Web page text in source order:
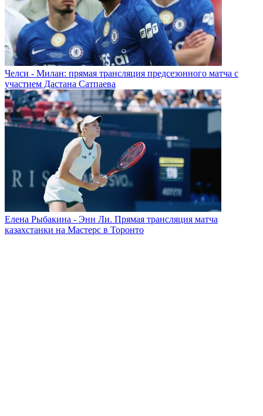
Челси - Милан: прямая трансляция предсезонного матча с
участием Дастана Сатпаева
Елена Рыбакина - Энн Ли. Прямая трансляция матча
казахстанки на Мастерс в Торонто